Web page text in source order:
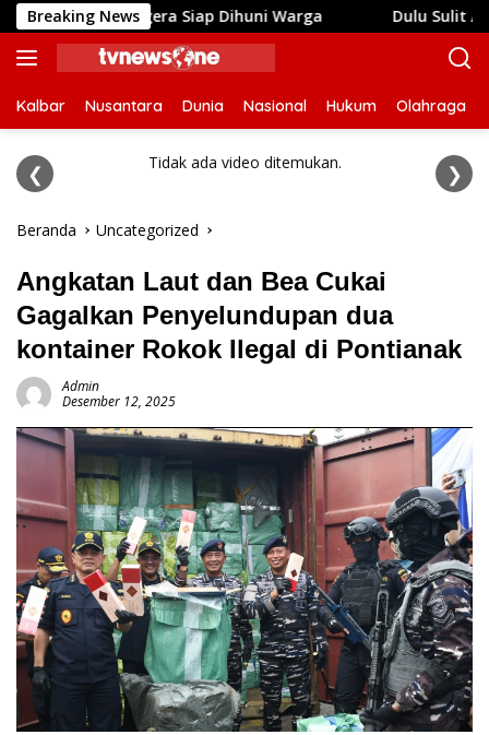
Langsung
ke
konten
Breaking News
Segera Siap Dihuni Warga Dulu Sulit Air Bersih,
Kalbar Nusantara Dunia Nasional Hukum Olahraga
❮ Tidak ada video ditemukan. ❯
Beranda Uncategorized
Angkatan Laut dan Bea Cukai
Gagalkan Penyelundupan dua
kontainer Rokok Ilegal di Pontianak
Admin
Desember 12, 2025